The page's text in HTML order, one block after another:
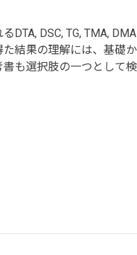
DTA, DSC, TG, TMA,
た結果の理解には、基礎
も選択肢の一つとして検